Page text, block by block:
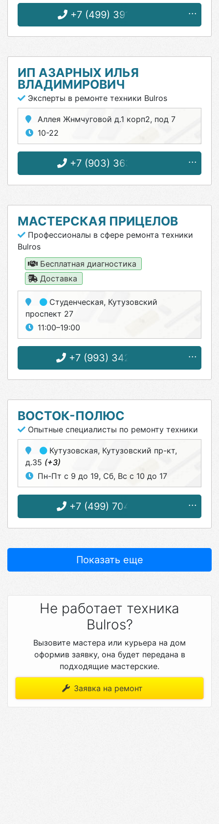
+7 (499) 391-03-31
ИП АЗАРНЫХ ИЛЬЯ
ВЛАДИМИРОВИЧ
Эксперты в ремонте техники Bulros
Аллея Жнмчуговой д.1 корп2, под 7
10-22
+7 (903) 363-81-86
МАСТЕРСКАЯ ПРИЦЕЛОВ
Профессионалы в сфере ремонта техники
Bulros
Бесплатная диагностика
Доставка
Студенческая, Кутузовский
проспект 27
11:00–19:00
+7 (993) 342-92-35
ВОСТОК-ПОЛЮС
Опытные специалисты по ремонту техники
Кутузовская, Кутузовский пр-кт,
д.35 (+3)
Пн-Пт с 9 до 19, Сб, Вс с 10 до 17
+7 (499) 704-45-24
Показать еще
Не работает техника
Bulros?
Вызовите мастера или курьера на дом
оформив заявку, она будет передана в
подходящие мастерские.
Заявка на ремонт